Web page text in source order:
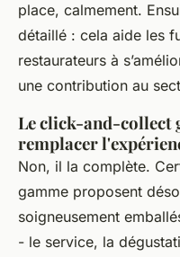
place, calmement.
détaillé : cela aide les
restaurateurs à
une contribution au
Le click-and-
remplacer
Non, il la complète.
gamme proposent
soigneusement
- le service, la